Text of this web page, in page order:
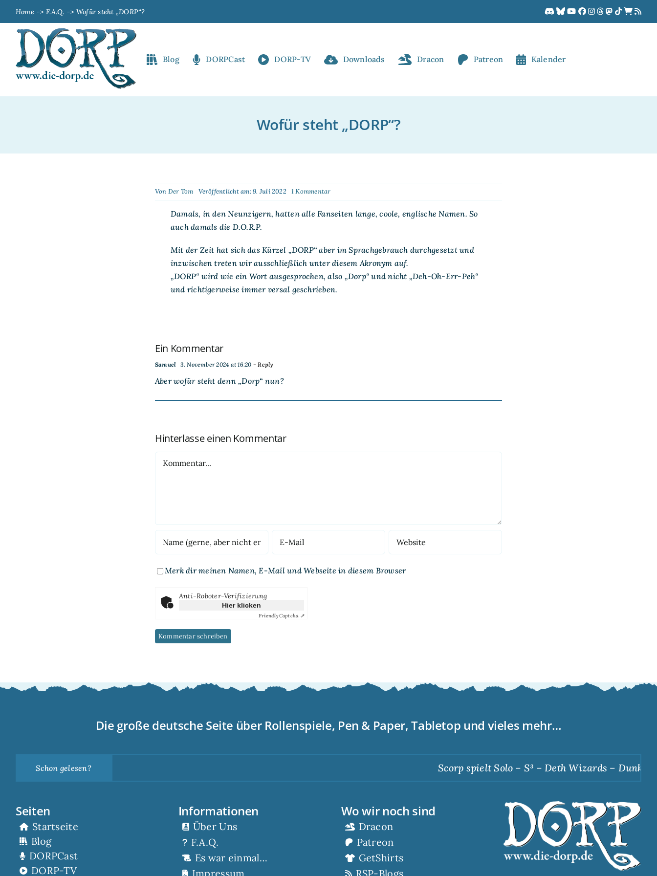
springen
Home F.A.Q. Wofür steht „DORP“?
Blog DORPCast DORP-TV Downloads Dracon Patreon Kalender
Wofür steht „DORP“?
Von Der Tom Veröffentlicht am: 9. Juli 2022 1 Kommentaron
Wofür
„DORP“?
Damals, in den Neunzigern, hatten alle Fanseiten lange, coole, englische Namen. So
auch damals die D.O.R.P.
Mit der Zeit hat sich das Kürzel „DORP“ aber im Sprachgebrauch durchgesetzt und
inzwischen treten wir ausschließlich unter diesem Akronym auf.
„DORP“ wird wie ein Wort ausgesprochen, also „Dorp“ und nicht „Deh-Oh-Err-Peh“
und richtigerweise immer versal geschrieben.
Ein Kommentar
Samuel 3. November 2024 at 16:20 - Reply
Aber wofür steht denn „Dorp“ nun?
Hinterlasse einen Kommentar
Merk dir meinen Namen, E-Mail und Webseite in diesem Browser
Anti-Roboter-Verifizierung
Hier klicken
FriendlyCaptcha ⇗
Die große deutsche Seite über Rollenspiele, Pen & Paper, Tabletop und vieles mehr…
Schon gelesen? Scorp spielt Solo – S³ – Deth Wizards – Dunkle
Seiten
Startseite
Blog
DORPCast
DORP-TV
Informationen
Über Uns
F.A.Q.
Es war einmal…
Impressum
Wo wir noch sind
Dracon
Patreon
GetShirts
RSP-Blogs